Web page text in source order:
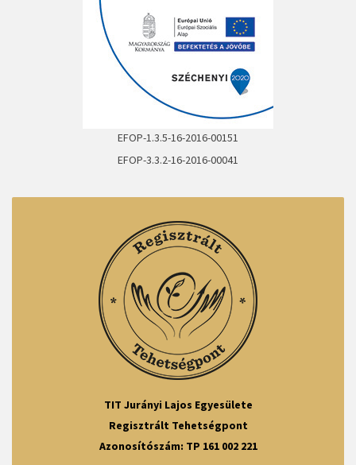
EFOP-1.3.5-16-2016-00151
EFOP-3.3.2-16-2016-00041
TIT Jurányi Lajos Egyesülete
Regisztrált Tehetségpont
Azonosítószám: TP 161 002 221